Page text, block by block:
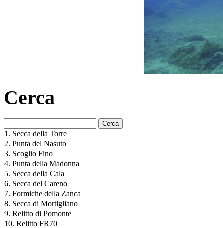
Cerca
per:
1. Secca della Torre
2. Punta del Nasuto
3. Scoglio Fino
4. Punta della Madonna
5. Secca della Cala
6. Secca del Careno
7. Formiche della Zanca
8. Secca di Mortigliano
9. Relitto di Pomonte
10. Relitto FR70